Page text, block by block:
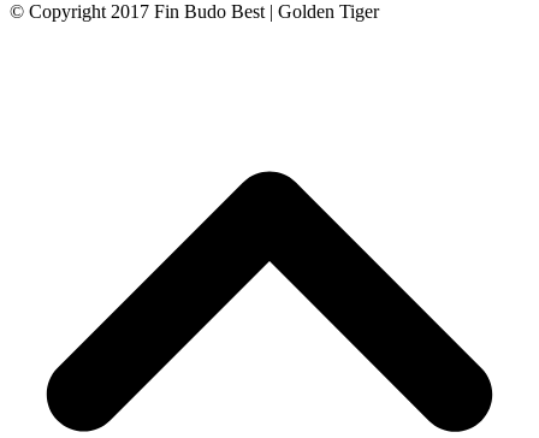
© Copyright 2017 Fin Budo Best | Golden Tiger